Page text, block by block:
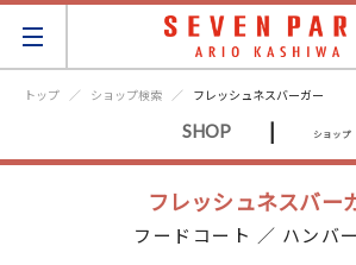
トップ ショップ検索 フレッシュネスバーガー
SHOP | ショップ
フレッシュネスバー
フードコート ／ ハンバ